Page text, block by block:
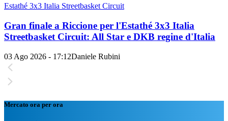
Estathé 3x3 Italia Streetbasket Circuit
Gran finale a Riccione per l'Estathé 3x3 Italia
Streetbasket Circuit: All Star e DKB regine d'Italia
03 Ago 2026 - 17:12Daniele Rubini
Mercato ora per ora